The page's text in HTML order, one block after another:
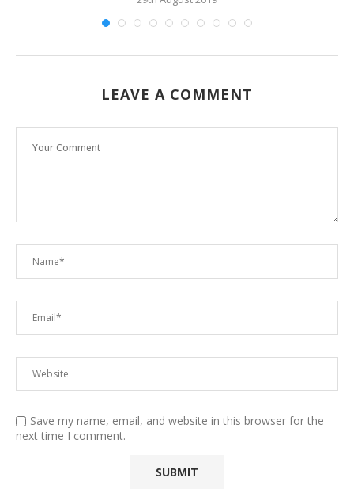
LEAVE A COMMENT
Save my name, email, and website in this browser for the
next time I comment.